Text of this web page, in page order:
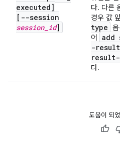
executed]
[--session
session_ id]
다. 다른
경우 값
type
어
add
-
다.
도움이 되